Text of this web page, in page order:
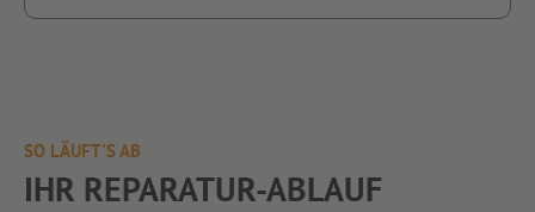
SO LÄUFT'S AB
IHR REPARATUR-ABLAUF